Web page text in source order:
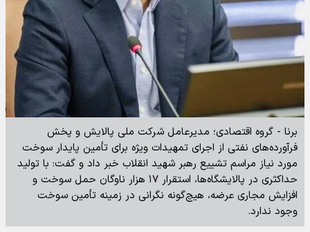
برنا - گروه اقتصادی؛ مدیرعامل شرکت ملی پالایش و پخش
فرآورده‌های نفتی از اجرای تمهیدات ویژه برای تأمین پایدار سوخت
مورد نیاز مراسم تشییع رهبر شهید انقلاب خبر داد و گفت: با تولید
حداکثری در پالایشگاه‌ها، استقرار ۱۷ هزار ناوگان حمل سوخت و
افزایش مجاری عرضه، هیچ‌گونه نگرانی در زمینه تأمین سوخت
وجود ندارد.